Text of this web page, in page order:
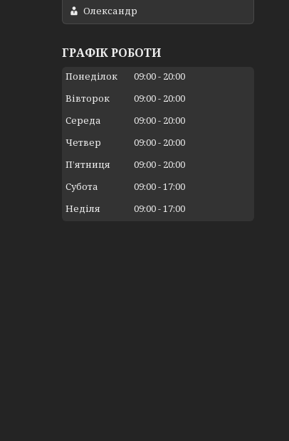
Олександр
ГРАФІК РОБОТИ
Понеділок 09:00
20:00
Вівторок
09:00
20:00
Середа
09:00
20:00
Четвер
09:00
20:00
Пʼятниця
09:00
20:00
Субота
09:00 17:00
Неділя
09:00 17:00